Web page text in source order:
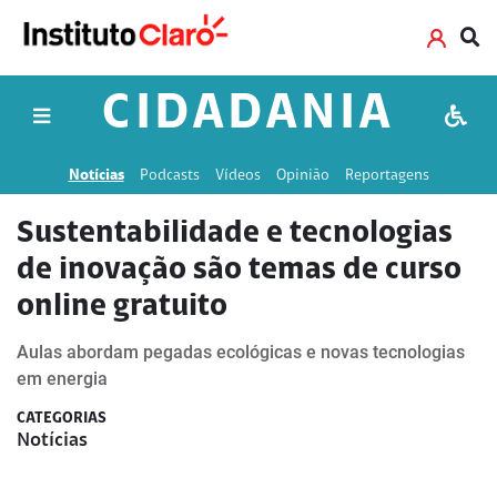
CIDADANIA
Notícias Podcasts Vídeos Opinião Reportagens
Sustentabilidade e tecnologias
de inovação são temas de curso
online gratuito
Aulas abordam pegadas ecológicas e novas tecnologias
em energia
CATEGORIAS
Notícias